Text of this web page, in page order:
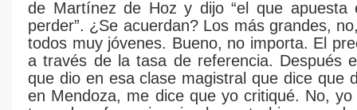
de Martínez de Hoz y dijo “el que apuesta
perder”. ¿Se acuerdan? Los más grandes,
todos muy jóvenes. Bueno, no importa. El
a través de la tasa de referencia. Después
que dio en esa clase magistral que dice que
en Mendoza, me dice que yo critiqué. No,